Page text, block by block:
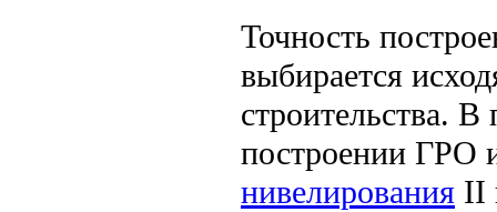
Точность
выбирается
строительства.
построении ГРО
нивелирования II